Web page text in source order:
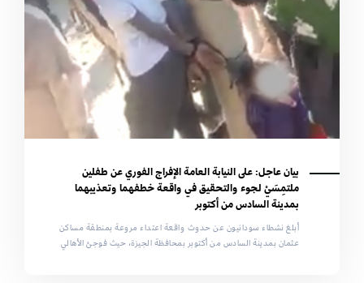
بيان عاجل: على النيابة العامة الإفراج الفوري عن طفلين
ملتمِسَيْ لجوء والتحقيق في واقعة خطفهما وتعذيبهما
بمدينة السادس من أكتوبر
أبلغ نشطاء سودانيون عن حدوث واقعة اعتداء مروعة بمنطقة مساكن
عثمان بمدينة السادس من أكتوبر بمحافظة الجيزة، حيث فوجئ الأهالي